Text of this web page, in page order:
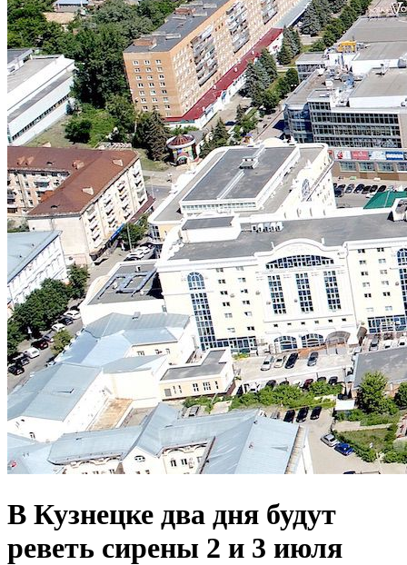
В Кузнецке два дня будут
реветь сирены 2 и 3 июля